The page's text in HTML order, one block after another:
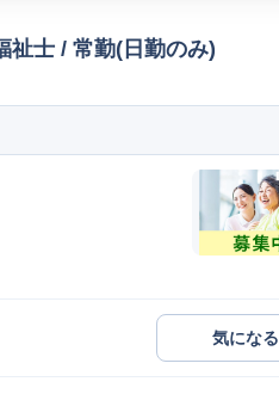
祉士 / 常勤(日勤のみ)
気になる